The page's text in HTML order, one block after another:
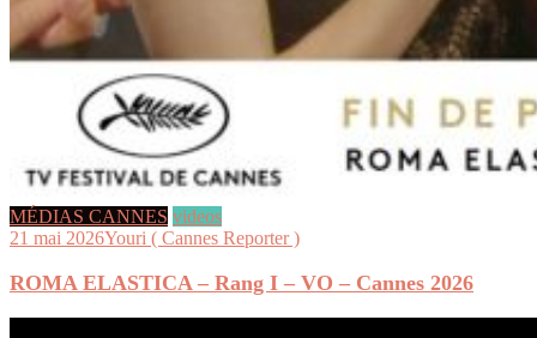
MÉDIAS CANNES videos
21 mai 2026Youri ( Cannes Reporter )
ROMA ELASTICA – Rang I – VO – Cannes 2026